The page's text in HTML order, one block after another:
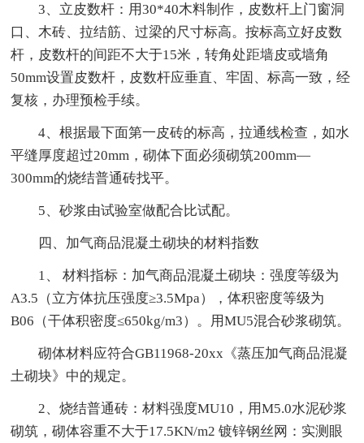
3、立皮数杆：用30*40木料制作，皮数杆上门窗洞
口、木砖、拉结筋、过梁的尺寸标高。按标高立好皮数
杆，皮数杆的间距不大于15米，转角处距墙皮或墙角
50mm设置皮数杆，皮数杆应垂直、牢固、标高一致，经
复核，办理预检手续。
4、根据最下面第一皮砖的标高，拉通线检查，如水
平缝厚度超过20mm，砌体下面必须砌筑200mm—
300mm的烧结普通砖找平。
5、砂浆由试验室做配合比试配。
四、加气商品混凝土砌块的材料指数
1、 材料指标：加气商品混凝土砌块：强度等级为
A3.5（立方体抗压强度≥3.5Mpa），体积密度等级为
B06（干体积密度≤650kg/m3）。用MU5混合砂浆砌筑。
砌体材料应符合GB11968-20xx《蒸压加气商品混凝
土砌块》中的规定。
2、烧结普通砖：材料强度MU10，用M5.0水泥砂浆
砌筑，砌体容重不大于17.5KN/m2 镀锌钢丝网：实测眼